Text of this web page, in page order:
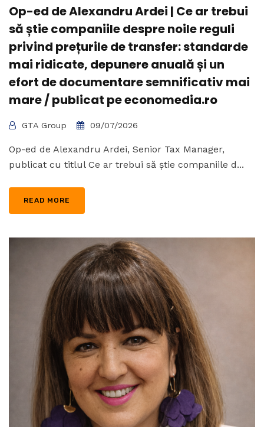
Op-ed de Alexandru Ardei | Ce ar trebui
să știe companiile despre noile reguli
privind prețurile de transfer: standarde
mai ridicate, depunere anuală și un
efort de documentare semnificativ mai
mare / publicat pe economedia.ro
GTA Group 09/07/2026
Op-ed de Alexandru Ardei, Senior Tax Manager,
publicat cu titlul Ce ar trebui să știe companiile d...
READ MORE